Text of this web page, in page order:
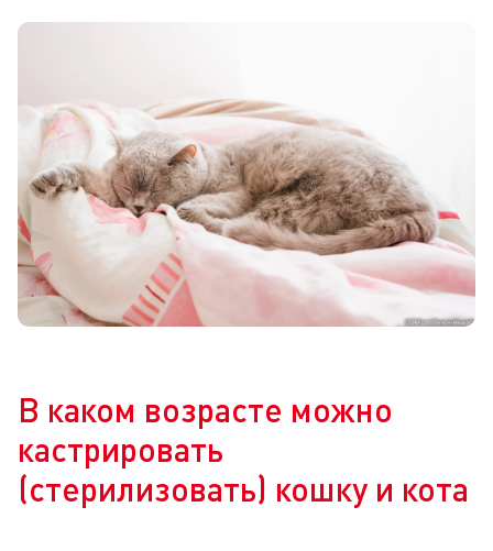
В каком возрасте можно
кастрировать
(стерилизовать) кошку и кота